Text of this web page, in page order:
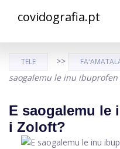
covidografia.pt
TELE >>
saogalemu le inu ibuprofen
E saogalemu le
i Zoloft?